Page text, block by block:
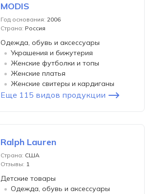
MODIS
Год основания: 2006
Страна: Россия
Одежда, обувь и аксессуары
Украшения и бижутерия
Женские футболки и топы
Женские платья
Женские свитеры и кардиганы
Еще 115 видов продукции
Ralph Lauren
Страна: США
Отзывы: 1
Детские товары
Одежда, обувь и аксессуары